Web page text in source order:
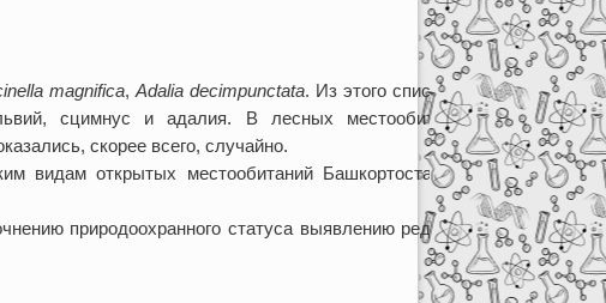
magnifica,Adalia decimpunctata. Из этого списка четыре
сцимнус и адалия. В лесных местообитаниях их
скорее всего, случайно.
видам открытых местообитаний Башкортостана можно
природоохранного статуса выявлению редких видов